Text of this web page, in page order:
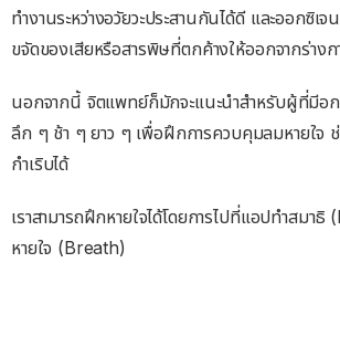
ทำงานระหว่างอวัยวะประสานกันได้ดี และออกซิเจ
ขจัดของเสียหรือสารพิษที่ตกค้างให้ออกจากร่างก
นอกจากนี้ จิตแพทย์ก็มักจะแนะนำสำหรับผู้ที่มีอ
ลึก ๆ ช้า ๆ ยาว ๆ เพื่อฝึกการควบคุมลมหายใจ
กำเริบได้
เราสามารถฝึกหายใจได้โดยการไปที่แอปทำสมา
หายใจ (Breath)